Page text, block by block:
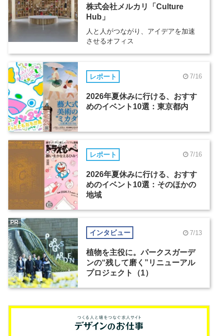
株式会社メルカリ「Culture
Hub」
人と人がつながり、アイデアを加速
させるオフィス
レポート 7/16
2026年夏休みに行ける、おすす
めのイベント10選：東京都内
レポート 7/16
2026年夏休みに行ける、おすす
めのイベント10選：そのほかの
地域
インタビュー 7/13
植物を主役に。パークスガーデ
ンの“残して磨く”リニューアル
プロジェクト（1）
PR